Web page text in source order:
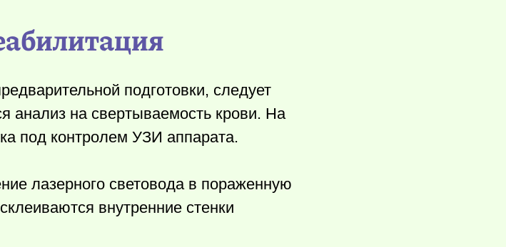
подготовки, следует
анализ на свертываемость крови. На
под контролем УЗИ аппарата.
лазерного световода в пораженную
внутренние стенки